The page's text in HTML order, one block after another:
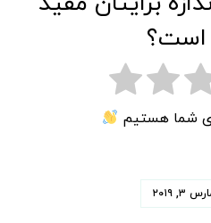
است؟
شما هستیم
۳, ۲۰۱۹